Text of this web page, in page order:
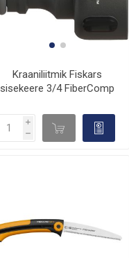
Kraaniliitmik Fiskars
sisekeere 3/4 FiberComp
i
h d 